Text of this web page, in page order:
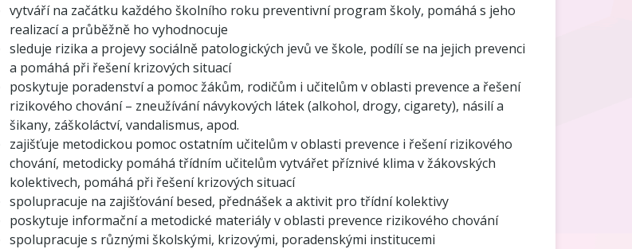
vytváří na začátku každého školního roku preventivní program školy, pomáhá s jeho
realizací a průběžně ho vyhodnocuje
sleduje rizika a projevy sociálně patologických jevů ve škole, podílí se na jejich prevenci
a pomáhá při řešení krizových situací
poskytuje poradenství a pomoc žákům, rodičům i učitelům v oblasti prevence a řešení
rizikového chování – zneužívání návykových látek (alkohol, drogy, cigarety), násilí a
šikany, záškoláctví, vandalismus, apod.
zajišťuje metodickou pomoc ostatním učitelům v oblasti prevence i řešení rizikového
chování, metodicky pomáhá třídním učitelům vytvářet příznivé klima v žákovských
kolektivech, pomáhá při řešení krizových situací
spolupracuje na zajišťování besed, přednášek a aktivit pro třídní kolektivy
poskytuje informační a metodické materiály v oblasti prevence rizikového chování
spolupracuje s různými školskými, krizovými, poradenskými institucemi